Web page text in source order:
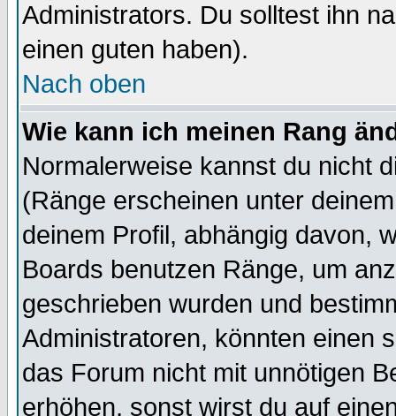
Administrators. Du solltest ihn
einen guten haben).
Nach oben
Wie kann ich meinen Rang
Normalerweise kannst du nicht
(Ränge erscheinen unter
deinem Profil, abhängig davon,
Boards benutzen Ränge, um
geschrieben wurden und
Administratoren, könnten einen
das Forum nicht mit unnötigen
erhöhen, sonst wirst du auf